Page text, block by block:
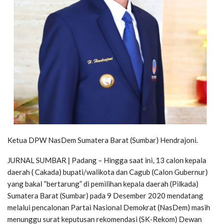
Ketua DPW NasDem Sumatera Barat (Sumbar) Hendrajoni.
JURNAL SUMBAR | Padang – Hingga saat ini, 13 calon kepala
daerah ( Cakada) bupati/walikota dan Cagub (Calon Gubernur)
yang bakal “bertarung” di pemilihan kepala daerah (Pilkada)
Sumatera Barat (Sumbar) pada 9 Desember 2020 mendatang
melalui pencalonan Partai Nasional Demokrat (NasDem) masih
menunggu surat keputusan rekomendasi (SK-Rekom) Dewan